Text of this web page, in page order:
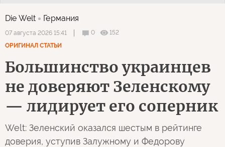
Die Welt Германия
07 августа 2026 15:41 0
152
ОРИГИНАЛ СТАТЬИ
Большинство украинцев
не доверяют Зеленскому
— лидирует его соперник
Welt: Зеленский оказался шестым в рейтинге
доверия, уступив Залужному и Федорову